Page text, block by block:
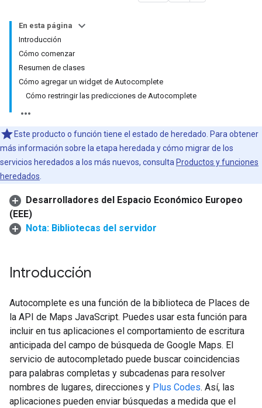
En esta página
Introducción
Cómo comenzar
Resumen de clases
Cómo agregar un widget de Autocomplete
Cómo restringir las predicciones de Autocomplete
Este producto o función tiene el estado de heredado. Para obtener
más información sobre la etapa heredada y cómo migrar de los
servicios heredados a los más nuevos, consulta Productos y funciones
heredados
Desarrolladores del Espacio Económico Europeo
(EEE)
Nota: Bibliotecas del servidor
Introducción
Autocomplete es una función de la biblioteca de Places de
la API de Maps JavaScript. Puedes usar esta función para
incluir en tus aplicaciones el comportamiento de escritura
anticipada del campo de búsqueda de Google Maps. El
servicio de autocompletado puede buscar coincidencias
para palabras completas y subcadenas para resolver
nombres de lugares, direcciones y Plus Codes. Así, las
aplicaciones pueden enviar búsquedas a medida que el